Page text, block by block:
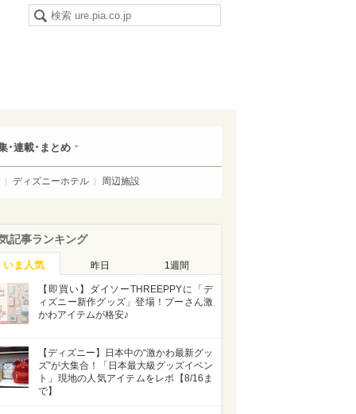
･連載･まとめ
ディズニーホテル 周辺施設
記事ランキング
いま人気 昨日 1週間
【即買い】ダイソーTHREEPPYに「デ
ィズニー新作グッズ」登場！プーさん激
かわアイテムが格安♪
【ディズニー】日本中の“激かわ最新グッ
ズ”が大集合！「日本最大級グッズイベン
ト」現地の人気アイテムをレポ【8/16ま
で】